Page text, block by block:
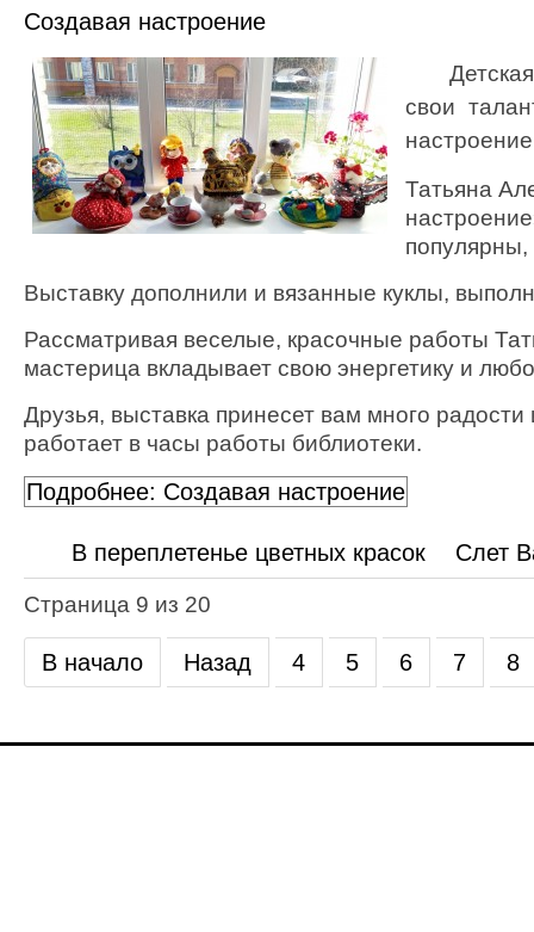
Создавая настроение
свои
Татьяна
Выставку дополнили и вязанные куклы,
Рассматривая веселые, красочные работы
мастерица вкладывает свою энергетику и
Друзья, выставка принесет вам много
работает в часы работы библиотеки.
Подробнее: Создавая настроение
В переплетенье цветных красок Слет
Страница 9 из 20
В начало Назад 4 5 6 7 8